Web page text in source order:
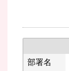
部署名